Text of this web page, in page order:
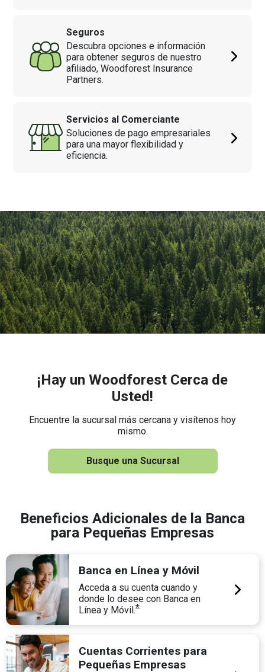
Seguros
Descubra opciones e información
para obtener seguros de nuestro
afiliado, Woodforest Insurance
Partners.
Servicios al Comerciante
Soluciones de pago empresariales
para una mayor flexibilidad y
eficiencia.
¡Hay un Woodforest Cerca de
Usted!
Encuentre la sucursal más cercana y visítenos hoy
mismo.
Busque una Sucursal
Beneficios Adicionales de la Banca
para Pequeñas Empresas
Banca en Línea y Móvil
Acceda a su cuenta cuando y
donde lo desee con Banca en
Línea y Móvil.*
Cuentas Corrientes para
Pequeñas Empresas